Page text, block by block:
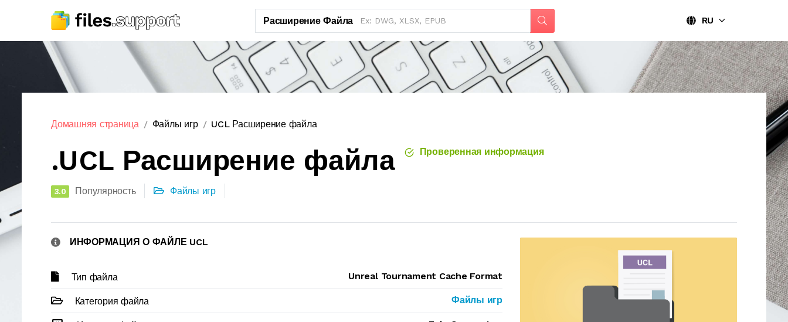
Расширение Файла RU
Домашняя страница Файлы игр UCL Расширение файла
.UCL Расширение файла Проверенная информация
3.0 Популярность Файлы игр
ИНФОРМАЦИЯ О ФАЙЛЕ UCL
Тип файла Unreal Tournament Cache Format
Категория файла Файлы игр